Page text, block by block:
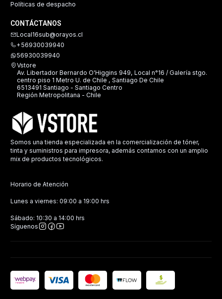
Políticas de despacho
CONTÁCTANOS
Local16sub@orayos.cl
+56930039940
56930039940
Vstore
Av. Libertador Bernardo O'Higgins 949, Local n°16 / Galería stgo.
centro piso 1 Metro U. de Chile , Santiago De Chile
6513491 Santiago - Santiago Centro
Región Metropolitana - Chile
Somos una tienda especializada en la comercialización de tóner,
tinta y suministros para impresora, además contamos con un amplio
mix de productos tecnológicos.
Horario de Atención
Lunes a viernes: 09:00 a 19:00 hrs
Sábado: 10:30 a 14:00 hrs
Síguenos